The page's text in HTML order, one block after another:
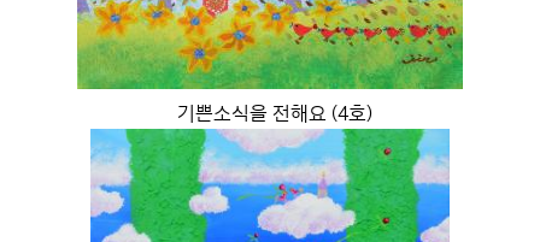
기쁜소식을 전해요 (4호)